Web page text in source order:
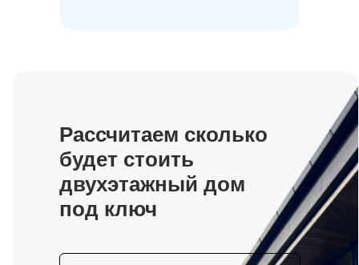
Проект дома Р-180
Рассчитаем сколько
будет стоить
двухэтажный дом
под ключ